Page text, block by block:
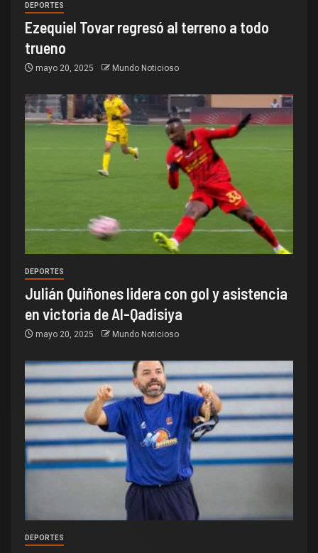
DEPORTES
Ezequiel Tovar regresó al terreno a todo
trueno
mayo 20, 2025 Mundo Noticioso
DEPORTES
Julián Quiñones lidera con gol y asistencia
en victoria de Al-Qadisiya
mayo 20, 2025 Mundo Noticioso
DEPORTES